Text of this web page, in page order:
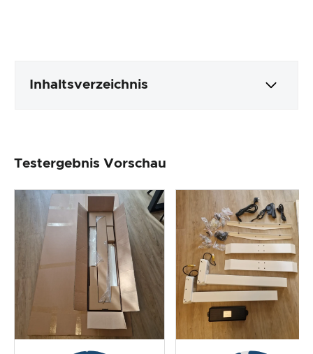
Inhaltsverzeichnis
Produktverarbeitung & Erscheinungsbild
Der Praxistest
Preis-/ Leistungsverhältnis
Gesamtergebnis
Testergebnis Vorschau